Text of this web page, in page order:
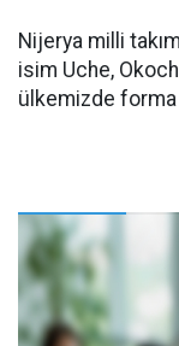
Nijerya milli
isim Uche,
ülkemizde forma